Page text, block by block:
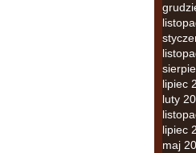
lipiec
luty
lipiec
maj